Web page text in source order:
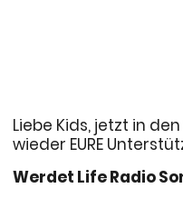
Liebe Kids, jetzt in
wieder EURE
Werdet Life Radio